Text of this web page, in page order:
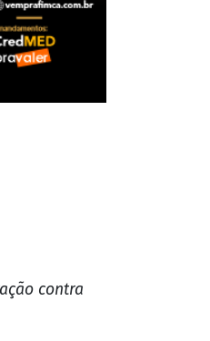
contra